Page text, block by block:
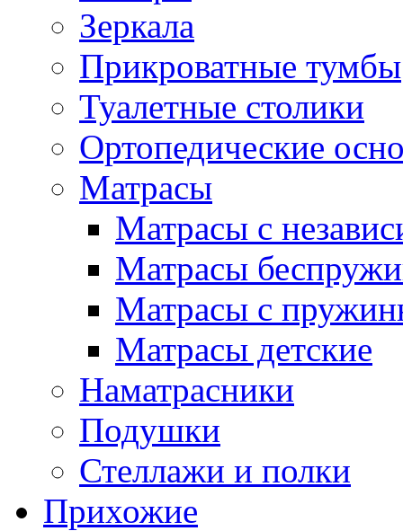
Зеркала
Прикроватные тумбы
Туалетные столики
Ортопедические
Матрасы
Матрасы с
Матрасы
Матрасы с
Матрасы детские
Наматрасники
Подушки
Стеллажи и полки
Прихожие